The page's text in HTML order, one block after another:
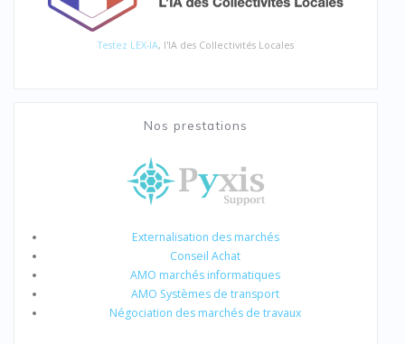
Testez LEX-IA, l'IA des Collectivités Locales
Nos prestations
Externalisation des marchés
Conseil Achat
AMO marchés informatiques
AMO Systèmes de transport
Négociation des marchés de travaux